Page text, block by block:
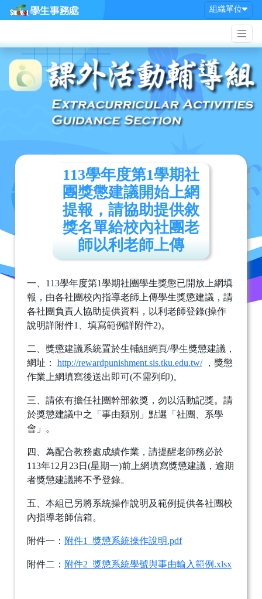
組織單位
113學年度第1學期社
團獎懲建議開始上網
提報，請協助提供敘
獎名單給校內社團老
師以利老師上傳
一、113學年度第1學期社團學生獎懲已開放上網填
報，由各社團校內指導老師上傳學生獎懲建議，請
各社團負責人協助提供資料，以利老師登錄(操作
說明詳附件1、填寫範例詳附件2)。
二、獎懲建議系統置於生輔組網頁/學生獎懲建議，
網址： http://rewardpunishment.sis.tku.edu.tw/，獎懲
作業上網填寫後送出即可(不需列印)。
三、請依有擔任社團幹部敘獎，勿以活動記獎。請
於獎懲建議中之「事由類別」點選「社團、系學
會」。
四、為配合教務處成績作業，請提醒老師務必於
113年12月23日(星期一)前上網填寫獎懲建議，逾期
者獎懲建議將不予登錄。
五、本組已另將系統操作說明及範例提供各社團校
內指導老師信箱。
附件一： 附件1_獎懲系統操作說明.pdf
附件二： 附件2_獎懲系統學號與事由輸入範例.xlsx